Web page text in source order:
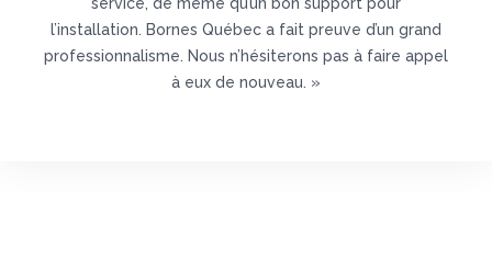
l’installation. Bornes Québec a fait preuve d’un grand
professionnalisme. Nous n’hésiterons pas à faire appel
à eux de nouveau. »